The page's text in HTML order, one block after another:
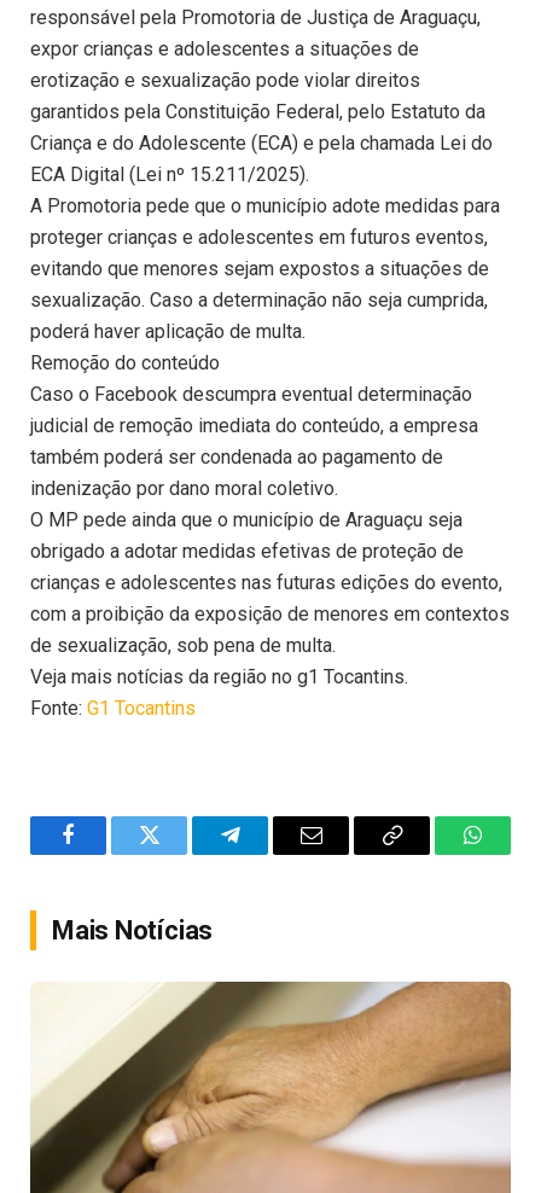
responsável pela Promotoria de Justiça de Araguaçu,
expor crianças e adolescentes a situações de
erotização e sexualização pode violar direitos
garantidos pela Constituição Federal, pelo Estatuto da
Criança e do Adolescente (ECA) e pela chamada Lei do
ECA Digital (Lei nº 15.211/2025).
A Promotoria pede que o município adote medidas para
proteger crianças e adolescentes em futuros eventos,
evitando que menores sejam expostos a situações de
sexualização. Caso a determinação não seja cumprida,
poderá haver aplicação de multa.
Remoção do conteúdo
Caso o Facebook descumpra eventual determinação
judicial de remoção imediata do conteúdo, a empresa
também poderá ser condenada ao pagamento de
indenização por dano moral coletivo.
O MP pede ainda que o município de Araguaçu seja
obrigado a adotar medidas efetivas de proteção de
crianças e adolescentes nas futuras edições do evento,
com a proibição da exposição de menores em contextos
de sexualização, sob pena de multa.
Veja mais notícias da região no g1 Tocantins.
Fonte: G1 Tocantins
FacebookTwitter TelegramEmail
Copy
Mais Notícias